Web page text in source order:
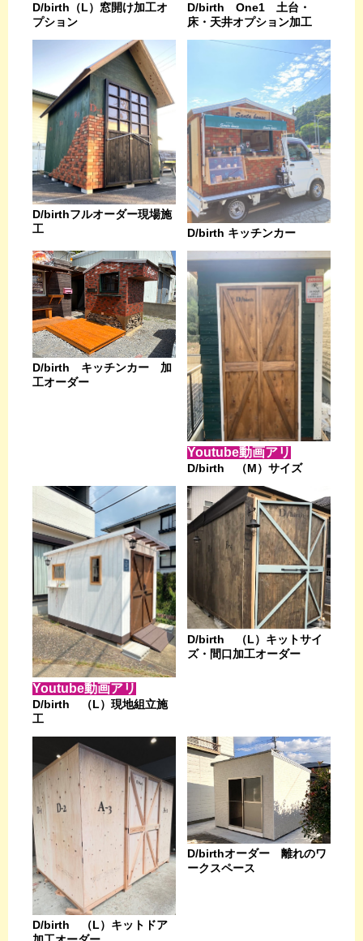
D/birth（L）窓開け加工オ
プション
D/birth One1 土台・
床・天井オプション加工
D/birthフルオーダー現場施
工
D/birth キッチンカー
D/birth キッチンカー 加
工オーダー
Youtube動画アリ
D/birth （M）サイズ
Youtube動画アリ
D/birth （L）現地組立施
工
D/birth （L）キットサイ
ズ・間口加工オーダー
D/birth （L）キットドア
D/birthオーダー 離れのワ
ークスペース